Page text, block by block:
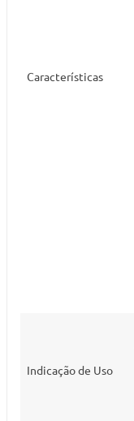
Características
Indicação de Uso